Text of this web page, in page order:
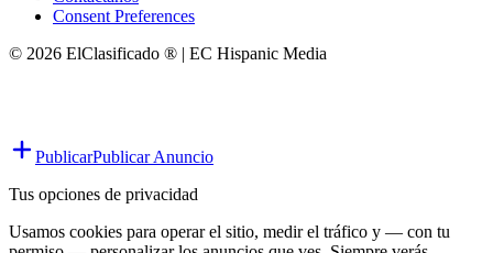
Consent Preferences
© 2026 ElClasificado ® | EC Hispanic Media
PublicarPublicar Anuncio
Tus opciones de privacidad
Usamos cookies para operar el sitio, medir el tráfico y — con tu